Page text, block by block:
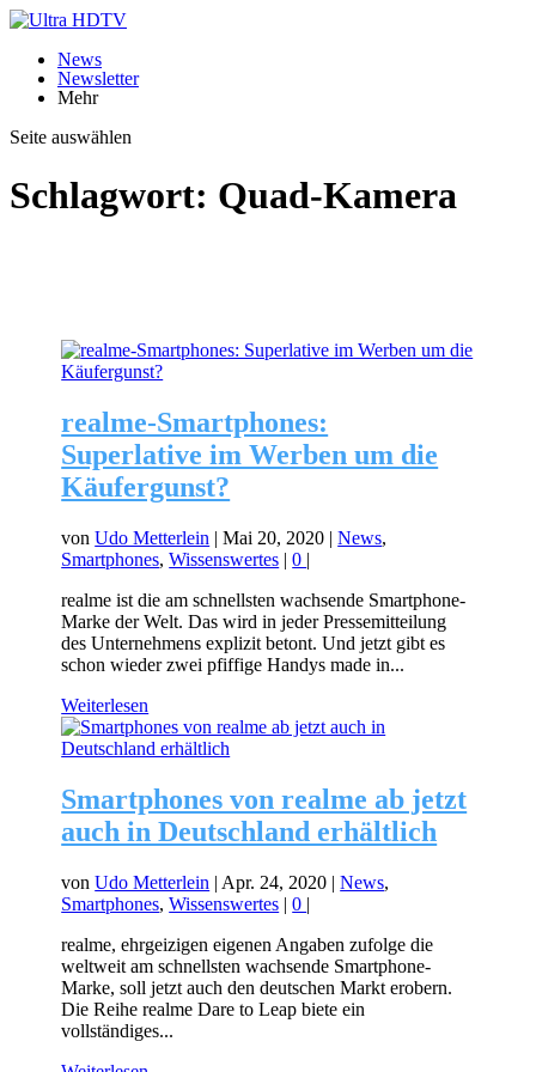
News
Newsletter
Mehr
Seite auswählen
Schlagwort: Quad-Kamera
realme-Smartphones:
Superlative im Werben um die
Käufergunst?
vonUdo Metterlein |Mai 20, 2020 |News,
Smartphones,Wissenswertes |0 |
realme ist die am schnellsten wachsende Smartphone-
Marke der Welt. Das wird in jeder Pressemitteilung
des Unternehmens explizit betont. Und jetzt gibt es
schon wieder zwei pfiffige Handys made in...
Weiterlesen
Smartphones von realme ab jetzt
auch in Deutschland erhältlich
vonUdo Metterlein | Apr. 24, 2020 |News,
Smartphones,Wissenswertes |0 |
realme, ehrgeizigen eigenen Angaben zufolge die
weltweit am schnellsten wachsende Smartphone-
Marke, soll jetzt auch den deutschen Markt erobern.
Die Reihe realme Dare to Leap biete ein
vollständiges...